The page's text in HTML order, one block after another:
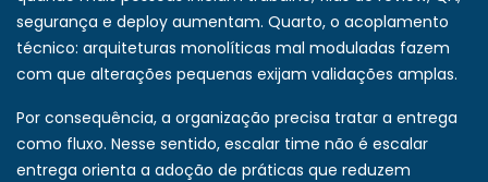
segurança e deploy aumentam. Quarto, o acoplamento
técnico: arquiteturas monolíticas mal moduladas fazem
com que alterações pequenas exijam validações amplas.
Por consequência, a organização precisa tratar a entrega
como fluxo. Nesse sentido, escalar time não é escalar
entrega orienta a adoção de práticas que reduzem